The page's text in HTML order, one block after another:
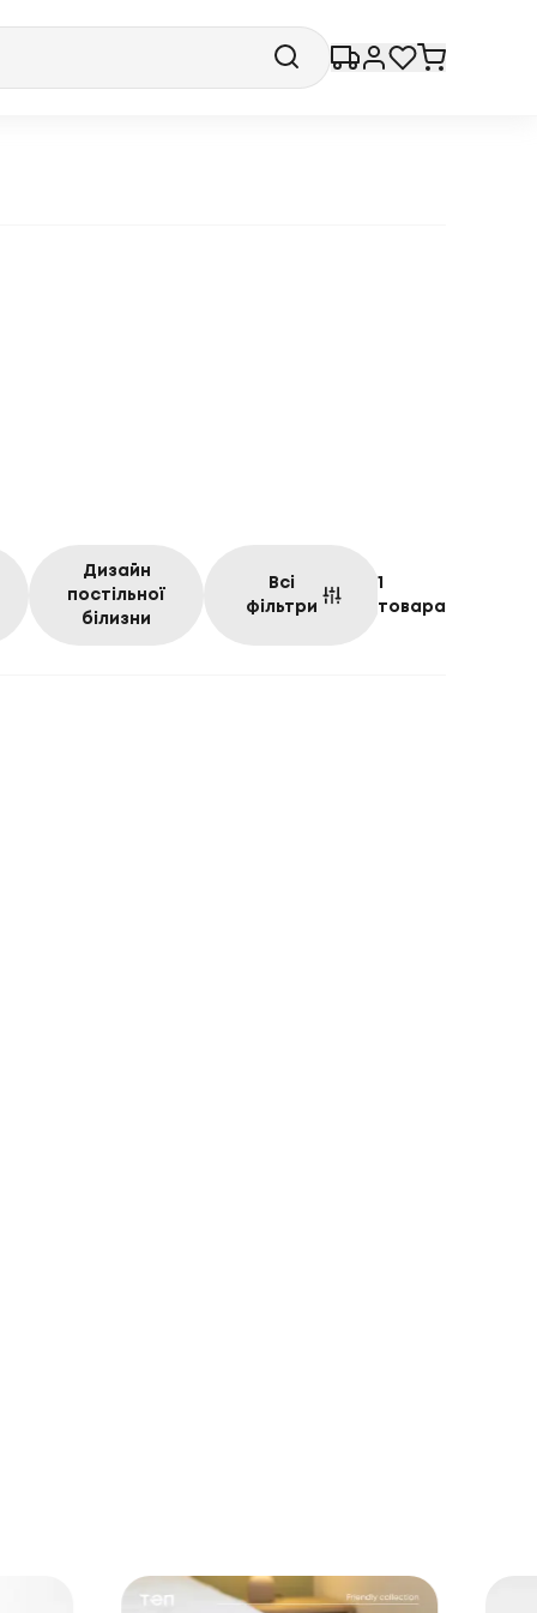
Дизайн
постільної
білизни
Всі
фільтри
1
товара